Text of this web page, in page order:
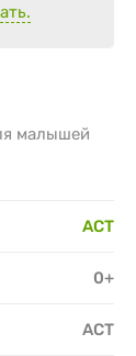
малышей
АСТ
0+
АСТ